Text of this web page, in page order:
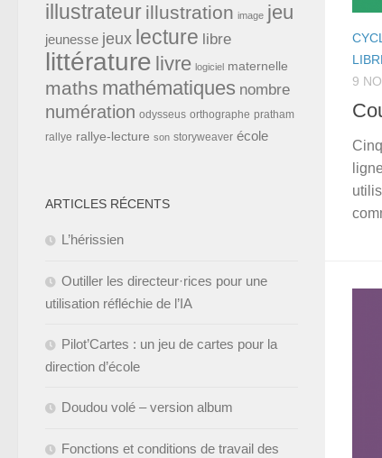
9
illustrateur illustration image jeu
jeunesse jeux lecture libre
littérature livre logiciel maternelle
maths mathématiques nombre
numération odysseus orthographe pratham
rallye rallye-lecture son storyweaver école
ARTICLES RÉCENTS
L’hérissien
Outiller les directeur·rices pour une
utilisation réfléchie de l’IA
Pilot’Cartes : un jeu de cartes pour la
direction d’école
Doudou volé – version album
Fonctions et conditions de travail des